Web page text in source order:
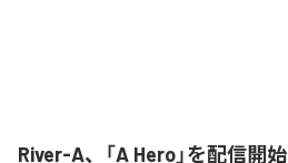
River-A、「A Hero」を配信開始